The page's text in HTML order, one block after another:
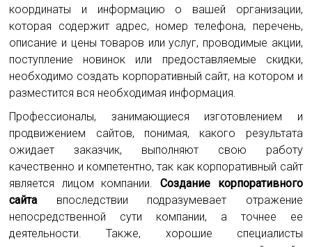
—
максимальной
прибыли
от
вашего
SEO-
STAR
ваш
Партнер
в
раскрутке
сайта.
координаты и информацию о вашей организации,
которая содержит адрес, номер телефона, перечень,
описание и цены товаров или услуг, проводимые акции,
поступление новинок или предоставляемые скидки,
необходимо создать корпоративный сайт, на котором и
разместится вся необходимая информация.
Профессионалы, занимающиеся изготовлением и
продвижением сайтов, понимая, какого результата
ожидает заказчик, выполняют свою работу
качественно и компетентно, так как корпоративный сайт
является лицом компании.Создание корпоративного
сайта впоследствии подразумевает отражение
непосредственной сути компании, а точнее ее
деятельности. Также, хорошие специалисты